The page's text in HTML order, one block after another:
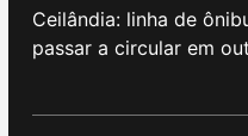
Ceilândia: linha de
passar a circular em